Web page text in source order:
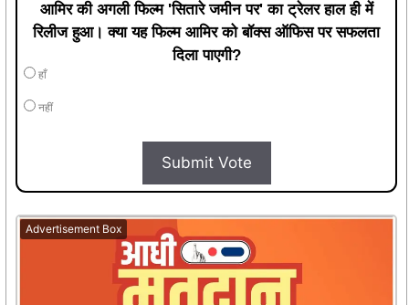
आमिर की अगली फिल्म 'सितारे जमीन पर' का ट्रेलर हाल ही में
रिलीज हुआ। क्या यह फिल्म आमिर को बॉक्स ऑफिस पर सफलता
दिला पाएगी?
हाँ
नहीं
Submit Vote
Advertisement Box